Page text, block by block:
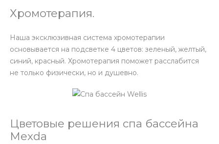
Хромотерапия.
Наша эксклюзивная система хромотерапии
основывается на подсветке 4 цветов: зеленый, желтый,
синий, красный. Хромотерапия поможет расслабится
не только физически, но и душевно.
Цветовые решения спа бассейна
Mexda